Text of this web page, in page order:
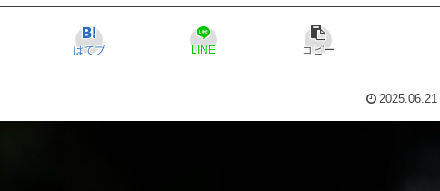
はてブ LINE コピー
2025.06.21